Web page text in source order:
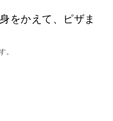
をかえて、ピザま
。